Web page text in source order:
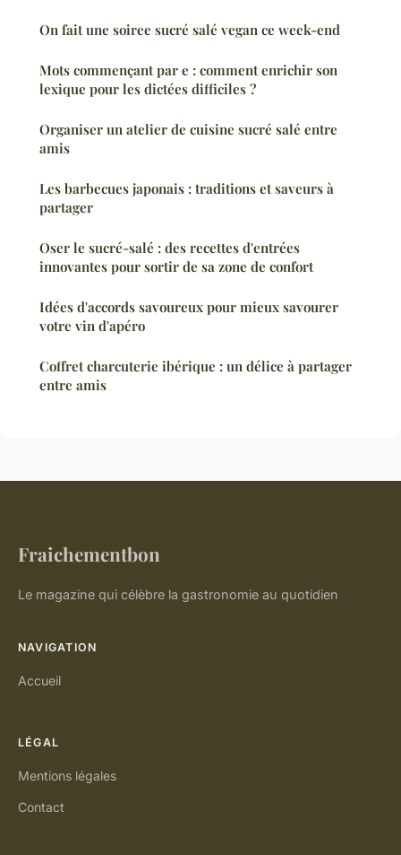
On fait une soiree sucré salé vegan ce week-end
Mots commençant par e : comment enrichir son
lexique pour les dictées difficiles ?
Organiser un atelier de cuisine sucré salé entre
amis
Les barbecues japonais : traditions et saveurs à
partager
Oser le sucré-salé : des recettes d'entrées
innovantes pour sortir de sa zone de confort
Idées d'accords savoureux pour mieux savourer
votre vin d'apéro
Coffret charcuterie ibérique : un délice à partager
entre amis
Fraichementbon
Le magazine qui célèbre la gastronomie au quotidien
NAVIGATION
Accueil
LÉGAL
Mentions légales
Contact